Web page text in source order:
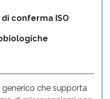
conferma ISO
che supporta